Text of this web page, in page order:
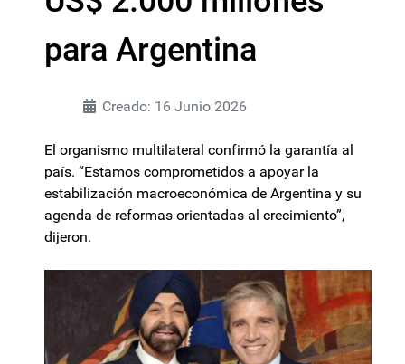
para Argentina
Creado: 16 Junio 2026
El organismo multilateral confirmó la garantía al
país. “Estamos comprometidos a apoyar la
estabilización macroeconómica de Argentina y su
agenda de reformas orientadas al crecimiento”,
dijeron.